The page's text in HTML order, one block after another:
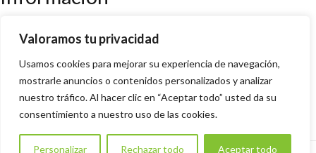
Valoramos tu privacidad
Usamos cookies para mejorar su experiencia de navegación,
mostrarle anuncios o contenidos personalizados y analizar
nuestro tráfico. Al hacer clic en “Aceptar todo” usted da su
consentimiento a nuestro uso de las cookies.
Personalizar Rechazar todo Aceptar todo
Políticas y cookies
Política de privacidad y condiciones
Copyright 2022 © Desarrollado porInnoweb Mediapara
Ervanaria Ayamonte. Todos los derechos reservados.